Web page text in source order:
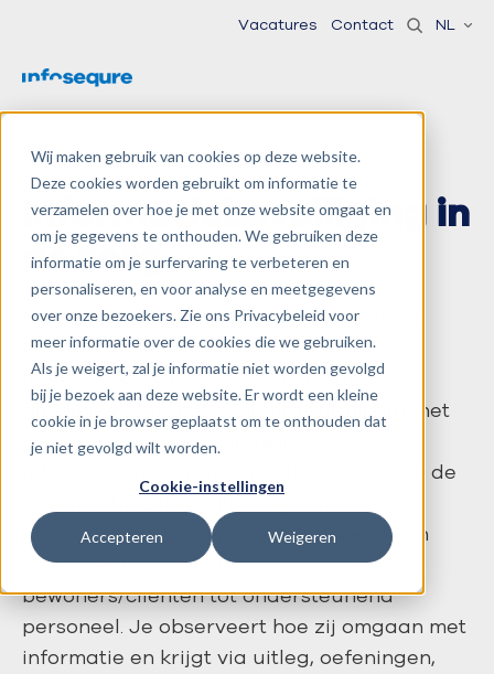
Wij maken gebruik van cookies op deze website.
Deze cookies worden gebruikt om informatie te
verzamelen over hoe je met onze website omgaat en
om je gegevens te onthouden. We gebruiken deze
informatie om je surfervaring te verbeteren en
personaliseren, en voor analyse en meetgegevens
over onze bezoekers. Zie ons Privacybeleid voor
meer informatie over de cookies die we gebruiken.
Als je weigert, zal je informatie niet worden gevolgd
bij je bezoek aan deze website. Er wordt een kleine
cookie in je browser geplaatst om te onthouden dat
je niet gevolgd wilt worden.
Cookie-instellingen
Accepteren Weigeren
Vacatures Contact NL
INFORMATIEBEVEILIGING
Informatiebeveiliging in
de zorg
In de zorg wordt veel met vertrouwelijke
informatie gewerkt. Het is cruciaal dat
iedereen weet hoe je veilig omgaat met
gevoelige informatie. Dit draagt bij aan het
behouden van de veiligheid van de
informatie van bewoners/cliënten en van de
organisatie zelf. In dit programma zie je
mensen in de zorg werken, variërend van
directe zorgverleners voor
bewoners/cliënten tot ondersteunend
personeel. Je observeert hoe zij omgaan met
informatie en krijgt via uitleg, oefeningen,